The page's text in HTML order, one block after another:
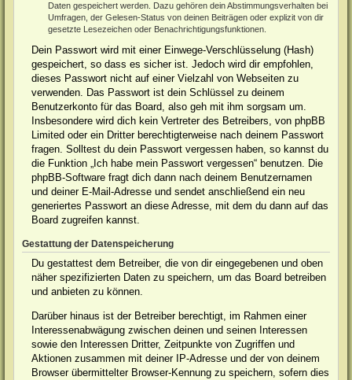
Daten gespeichert werden. Dazu gehören dein Abstimmungsverhalten bei
Umfragen, der Gelesen-Status von deinen Beiträgen oder explizit von dir
gesetzte Lesezeichen oder Benachrichtigungsfunktionen.
Dein Passwort wird mit einer Einwege-Verschlüsselung (Hash)
gespeichert, so dass es sicher ist. Jedoch wird dir empfohlen,
dieses Passwort nicht auf einer Vielzahl von Webseiten zu
verwenden. Das Passwort ist dein Schlüssel zu deinem
Benutzerkonto für das Board, also geh mit ihm sorgsam um.
Insbesondere wird dich kein Vertreter des Betreibers, von phpBB
Limited oder ein Dritter berechtigterweise nach deinem Passwort
fragen. Solltest du dein Passwort vergessen haben, so kannst du
die Funktion „Ich habe mein Passwort vergessen“ benutzen. Die
phpBB-Software fragt dich dann nach deinem Benutzernamen
und deiner E-Mail-Adresse und sendet anschließend ein neu
generiertes Passwort an diese Adresse, mit dem du dann auf das
Board zugreifen kannst.
Gestattung der Datenspeicherung
Du gestattest dem Betreiber, die von dir eingegebenen und oben
näher spezifizierten Daten zu speichern, um das Board betreiben
und anbieten zu können.
Darüber hinaus ist der Betreiber berechtigt, im Rahmen einer
Interessenabwägung zwischen deinen und seinen Interessen
sowie den Interessen Dritter, Zeitpunkte von Zugriffen und
Aktionen zusammen mit deiner IP-Adresse und der von deinem
Browser übermittelter Browser-Kennung zu speichern, sofern dies